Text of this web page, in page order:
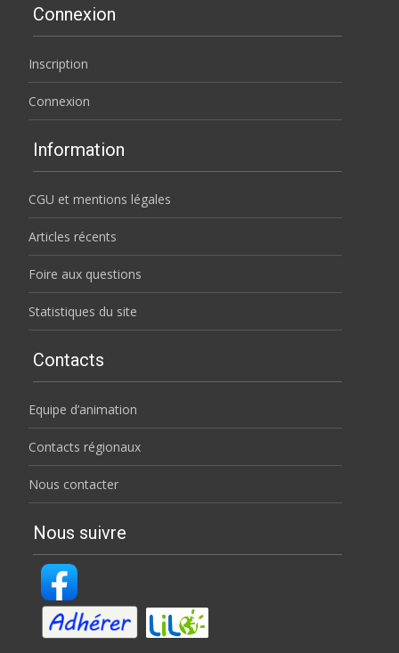
Connexion
Inscription
Connexion
Information
CGU et mentions légales
Articles récents
Foire aux questions
Statistiques du site
Contacts
Equipe d’animation
Contacts régionaux
Nous contacter
Nous suivre